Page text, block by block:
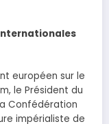
européen sur le
le Président du
Confédération
impérialiste de